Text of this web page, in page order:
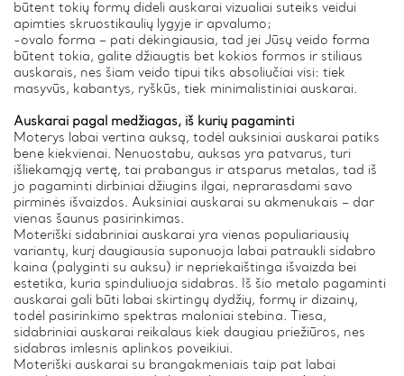
būtent tokių formų dideli auskarai vizualiai suteiks veidui
apimties skruostikaulių lygyje ir apvalumo;
-ovalo forma – pati dėkingiausia, tad jei Jūsų veido forma
būtent tokia, galite džiaugtis bet kokios formos ir stiliaus
auskarais, nes šiam veido tipui tiks absoliučiai visi: tiek
masyvūs, kabantys, ryškūs, tiek minimalistiniai auskarai.
Auskarai pagal medžiagas, iš kurių pagaminti
Moterys labai vertina auksą, todėl auksiniai auskarai patiks
bene kiekvienai. Nenuostabu, auksas yra patvarus, turi
išliekamąją vertę, tai prabangus ir atsparus metalas, tad iš
jo pagaminti dirbiniai džiugins ilgai, neprarasdami savo
pirminės išvaizdos. Auksiniai auskarai su akmenukais – dar
vienas šaunus pasirinkimas.
Moteriški sidabriniai auskarai yra vienas populiariausių
variantų, kurį daugiausia suponuoja labai patraukli sidabro
kaina (palyginti su auksu) ir nepriekaištinga išvaizda bei
estetika, kuria spinduliuoja sidabras. Iš šio metalo pagaminti
auskarai gali būti labai skirtingų dydžių, formų ir dizainų,
todėl pasirinkimo spektras maloniai stebina. Tiesa,
sidabriniai auskarai reikalaus kiek daugiau priežiūros, nes
sidabras imlesnis aplinkos poveikiui.
Moteriški auskarai su brangakmeniais taip pat labai